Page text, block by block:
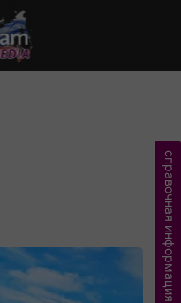
справочная информация